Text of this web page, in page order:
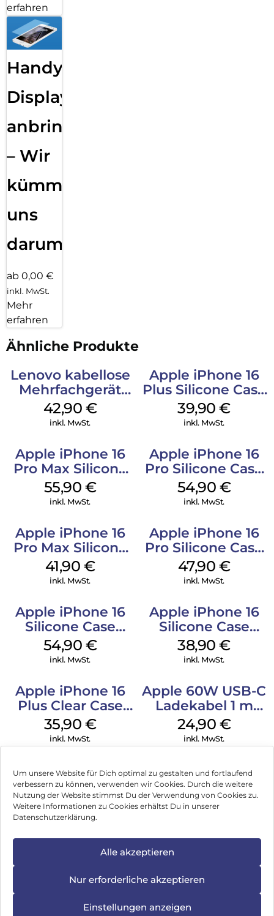
Um unsere Website für Dich optimal zu gestalten und fortlaufend
verbessern zu können, verwenden wir Cookies. Durch die weitere
Nutzung der Website stimmst Du der Verwendung von Cookies zu.
Weitere Informationen zu Cookies erhältst Du in unserer
Datenschutzerklärung.
Alle akzeptieren
Nur erforderliche akzeptieren
Einstellungen anzeigen
erfahren
Handy
Displayfolie
anbringen
– Wir
kümmern
uns
darum!
ab 0,00 €
inkl. MwSt.
Mehr
erfahren
Ähnliche Produkte
Lenovo kabellose
Mehrfachgerät
Luna Grey
42,90 €
inkl. MwSt.
Apple iPhone 16
Plus Silicone Case
MagSafe Plum
39,90€
inkl. MwSt.
Apple iPhone 16
Pro Max Silicone
Case MagSafe
Stone Gray
55,90 €
inkl. MwSt.
Apple iPhone 16
Pro Silicone Case
MagSafe Black
54,90 €
inkl. MwSt.
Apple iPhone 16
Pro Max Silicone
Case MagSafe
Ultramarine
41,90 €
inkl. MwSt.
Apple iPhone 16
Pro Silicone Case
MagSafe Denim
47,90 €
inkl. MwSt.
Apple iPhone 16
Silicone Case
MagSafe Lake
Green
54,90 €
inkl. MwSt.
Apple iPhone 16
Silicone Case
MagSafe
Ultramarine
38,90€
inkl. MwSt.
Apple iPhone 16
Plus Clear Case
MagSafe
Transparent
35,90 €
inkl. MwSt.
Apple 60W USB-C
Ladekabel 1 m
Weiß
24,90 €
inkl. MwSt.
Impressum
Hinweis zur Batterieentsorgung